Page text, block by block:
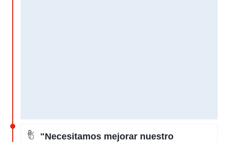
"Necesitamos mejorar nuestro